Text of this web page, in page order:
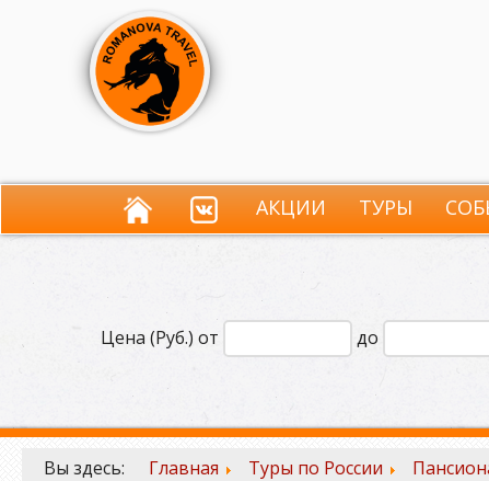
АКЦИИ ТУРЫ
Цена (Руб.) от до
Вы здесь: Главная Туры по России